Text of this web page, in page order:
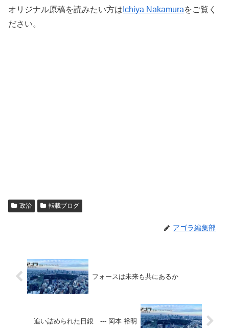
オリジナル原稿を読みたい方は Ichiya Nakamuraをご覧く
ださい。
政治 転載ブログ
アゴラ編集部
フォースは未来も共にあるか
追い詰められた日銀 --- 岡本 裕明